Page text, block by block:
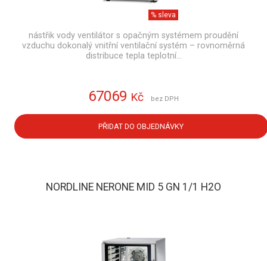
% sleva
nástřik vody ventilátor s opačným systémem proudění
vzduchu dokonalý vnitřní ventilační systém – rovnoměrná
distribuce tepla teplotní…
67069 Kč bez DPH
PŘIDAT DO OBJEDNÁVKY
NORDLINE NERONE MID 5 GN 1/1 H2O